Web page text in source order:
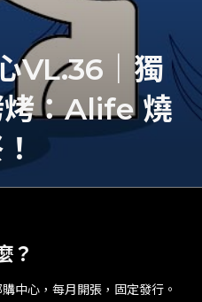
空間與各往返區域空間的清潔與
並於主要往返區域設置酒精消
全社交距離空間，且提供相關
VL.36｜獨
：Alife 燒
？
中心，每月開張，固定發行。